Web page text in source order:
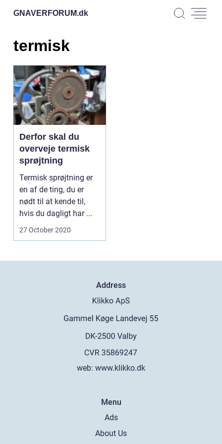
GNAVERFORUM.dk
termisk
Derfor skal du
overveje termisk
sprøjtning
Termisk sprøjtning er
en af de ting, du er
nødt til at kende til,
hvis du dagligt har ...
27 October 2020
Address
web: www.klikko.dk
Menu
Ads
About Us